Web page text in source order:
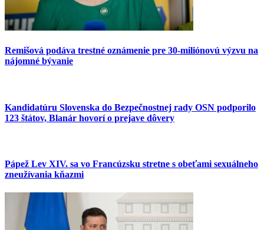
Remišová podáva trestné oznámenie pre 30-miliónovú výzvu na
nájomné bývanie
Kandidatúru Slovenska do Bezpečnostnej rady OSN podporilo
123 štátov, Blanár hovorí o prejave dôvery
Pápež Lev XIV. sa vo Francúzsku stretne s obeťami sexuálneho
zneužívania kňazmi